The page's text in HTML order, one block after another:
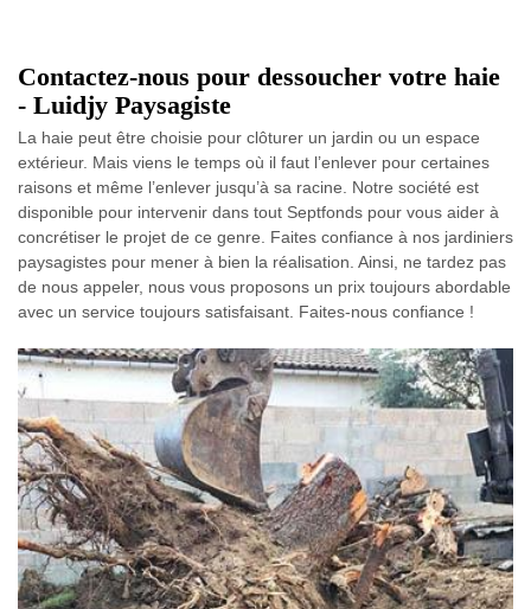
Contactez-nous pour dessoucher votre haie
- Luidjy Paysagiste
La haie peut être choisie pour clôturer un jardin ou un espace
extérieur. Mais viens le temps où il faut l’enlever pour certaines
raisons et même l’enlever jusqu’à sa racine. Notre société est
disponible pour intervenir dans tout Septfonds pour vous aider à
concrétiser le projet de ce genre. Faites confiance à nos jardiniers
paysagistes pour mener à bien la réalisation. Ainsi, ne tardez pas
de nous appeler, nous vous proposons un prix toujours abordable
avec un service toujours satisfaisant. Faites-nous confiance !